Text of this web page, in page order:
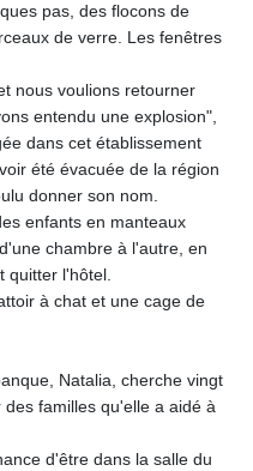
pas, des flocons de
de verre. Les fenêtres
nous voulions retourner
entendu une explosion",
dans cet établissement
été évacuée de la région
donner son nom.
enfants en manteaux
chambre à l'autre, en
quitter l'hôtel.
à chat et une cage de
Natalia, cherche vingt
familles qu'elle a aidé à
d'être dans la salle du